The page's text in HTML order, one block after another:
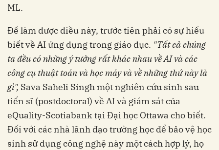
ML.
Để làm được điều này, trước tiên phải có sự hiểu
biết về AI ứng dụng trong giáo dục. "Tất cả chúng
ta đều có những ý tưởng rất khác nhau về AI và các
công cụ thuật toán và học máy và về những thứ này là
gì", Sava Saheli Singh một nghiên cứu sinh sau
tiến sĩ (postdoctoral) về AI và giám sát của
eQuality-Scotiabank tại Đại học Ottawa cho biết.
Đối với các nhà lãnh đạo trường học để bảo vệ học
sinh sử dụng công nghệ này một cách hợp lý, họ